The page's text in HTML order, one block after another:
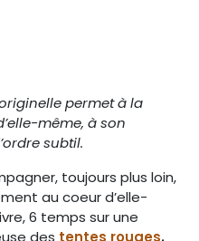
permet à la
même, à son
subtil.
toujours plus loin,
au coeur d’elle-
6 temps sur une